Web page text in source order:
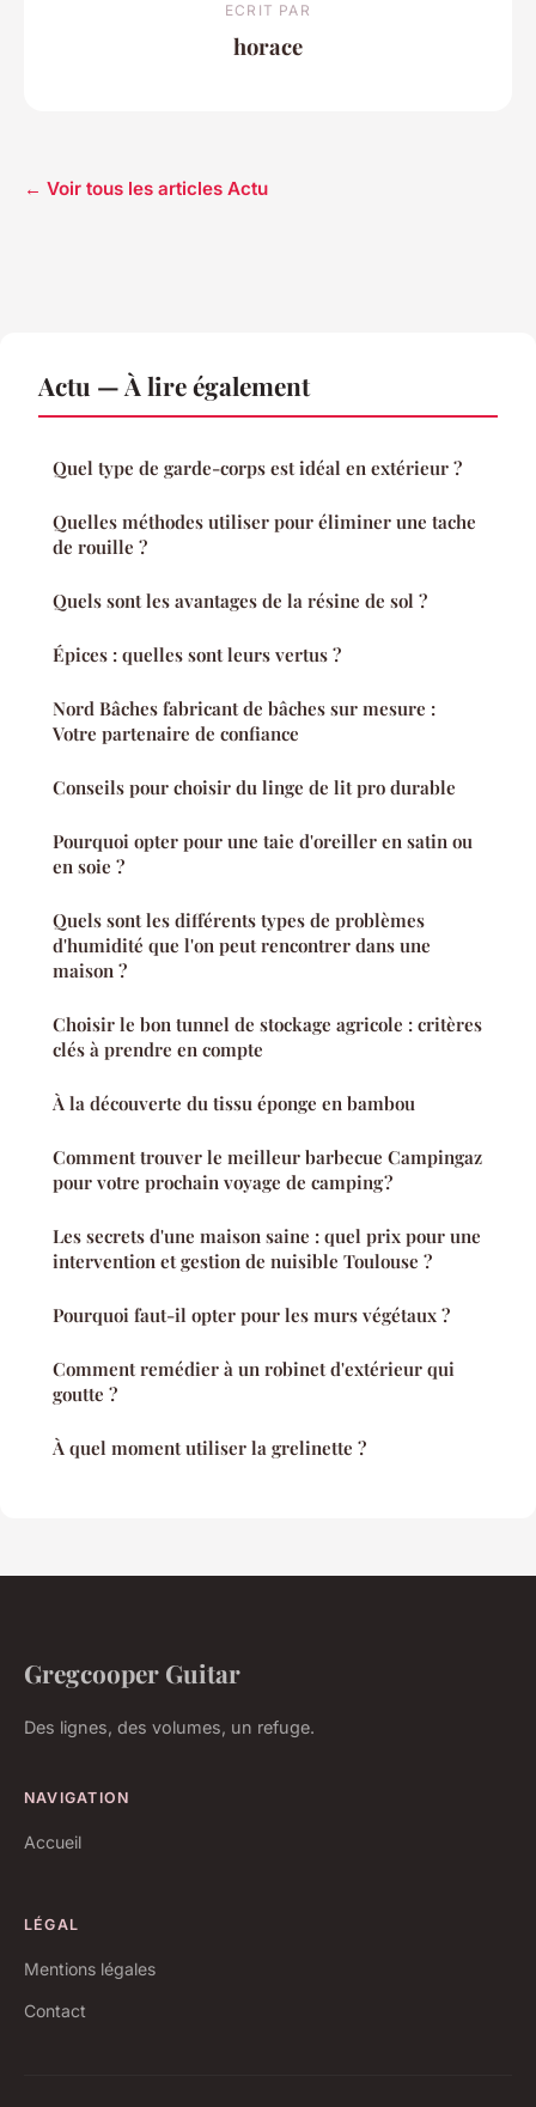
ECRIT PAR
horace
← Voir tous les articles Actu
Actu — À lire également
Quel type de garde-corps est idéal en extérieur ?
Quelles méthodes utiliser pour éliminer une tache
de rouille ?
Quels sont les avantages de la résine de sol ?
Épices : quelles sont leurs vertus ?
Nord Bâches fabricant de bâches sur mesure :
Votre partenaire de confiance
Conseils pour choisir du linge de lit pro durable
Pourquoi opter pour une taie d'oreiller en satin ou
en soie ?
Quels sont les différents types de problèmes
d'humidité que l'on peut rencontrer dans une
maison ?
Choisir le bon tunnel de stockage agricole : critères
clés à prendre en compte
À la découverte du tissu éponge en bambou
Comment trouver le meilleur barbecue Campingaz
pour votre prochain voyage de camping ?
Les secrets d'une maison saine : quel prix pour une
intervention et gestion de nuisible Toulouse ?
Pourquoi faut-il opter pour les murs végétaux ?
Comment remédier à un robinet d'extérieur qui
goutte ?
À quel moment utiliser la grelinette ?
Gregcooper Guitar
Des lignes, des volumes, un refuge.
NAVIGATION
Accueil
LÉGAL
Mentions légales
Contact